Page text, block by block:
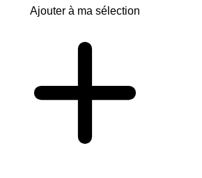
Ajouter à ma sélection